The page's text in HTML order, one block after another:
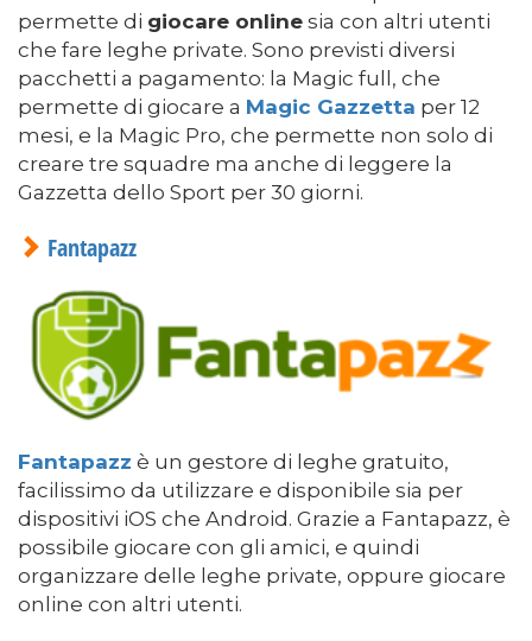
permette di giocare online sia con altri utenti
che fare leghe private. Sono previsti diversi
pacchetti a pagamento: la Magic full, che
permette di giocare a Magic Gazzetta per 12
mesi, e la Magic Pro, che permette non solo di
creare tre squadre ma anche di leggere la
Gazzetta dello Sport per 30 giorni.
Fantapazz
Fantapazz è un gestore di leghe gratuito,
facilissimo da utilizzare e disponibile sia per
dispositivi iOS che Android. Grazie a Fantapazz, è
possibile giocare con gli amici, e quindi
organizzare delle leghe private, oppure giocare
online con altri utenti.